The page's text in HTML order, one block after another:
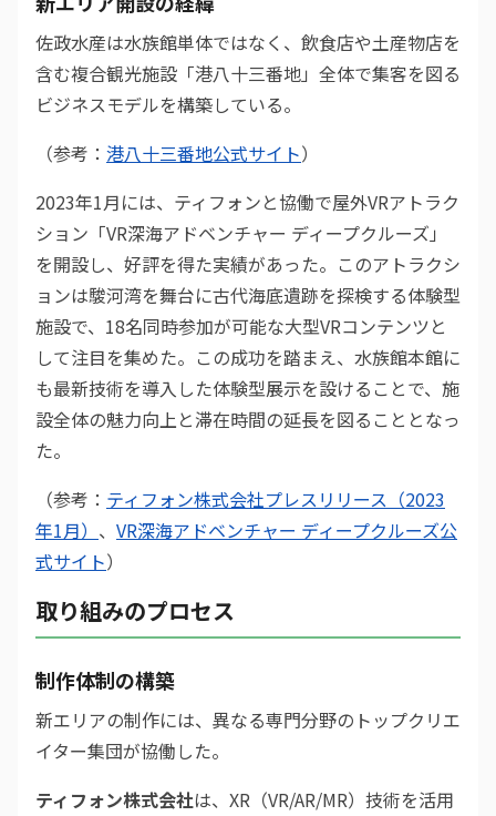
佐政水産は水族館単体ではなく、飲食店や土産物店を
含む複合観光施設「港八十三番地」全体で集客を図る
ビジネスモデルを構築している。
（参考： 港八十三番地公式サイト）
2023年1月には、ティフォンと協働で屋外VRアトラク
ション「VR深海アドベンチャー ディープクルーズ」
を開設し、好評を得た実績があった。このアトラクシ
ョンは駿河湾を舞台に古代海底遺跡を探検する体験型
施設で、18名同時参加が可能な大型VRコンテンツと
して注目を集めた。この成功を踏まえ、水族館本館に
も最新技術を導入した体験型展示を設けることで、施
設全体の魅力向上と滞在時間の延長を図ることとなっ
た。
（参考： ティフォン株式会社プレスリリース（2023
年1月） 、 VR深海アドベンチャー ディープクルーズ公
式サイト）
取り組みのプロセス
制作体制の構築
新エリアの制作には、異なる専門分野のトップクリエ
イター集団が協働した。
ティフォン株式会社は、XR（VR/AR/MR）技術を活用